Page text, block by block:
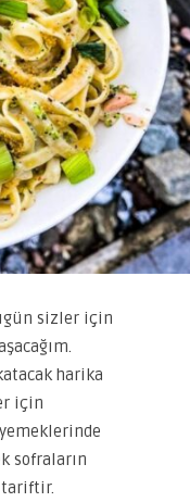
sizler için
harika
için
sofraların
tariftir.